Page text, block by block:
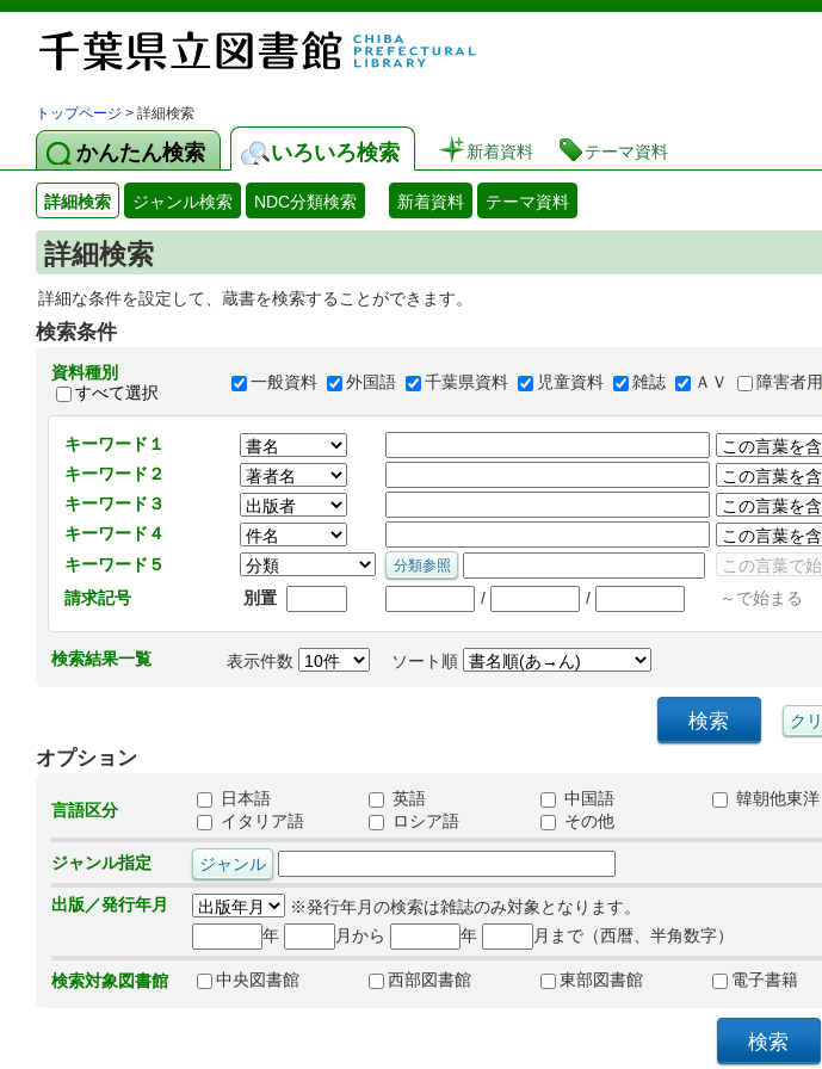
図書館 蔵書検索・予約システム
トップページ > 詳細検索
かんたん検索 いろいろ検索 新着資料 テーマ資料
詳細検索 ジャンル検索 NDC分類検索 新着資料 テーマ資料
詳細検索
詳細な条件を設定して、蔵書を検索することができます。
検索条件
資料種別
すべて選択
一般資料 外国語 千葉県資料 児童資料 雑誌 ＡＶ 障害者用
キーワード１
キーワード２
キーワード３
キーワード４
キーワード５
請求記号
別置 / / ～で始まる
検索結果一覧 表示件数 ソート順
オプション
言語区分
日本語 英語 中国語 韓朝他東洋
イタリア語
ロシア語 その他
ジャンル指定
出版／発行年月
※発行年月の検索は雑誌のみ対象となります。
年
月から 年 月まで（西暦、半角数字）
検索対象図書館 中央図書館 西部図書館 東部図書館 電子書籍